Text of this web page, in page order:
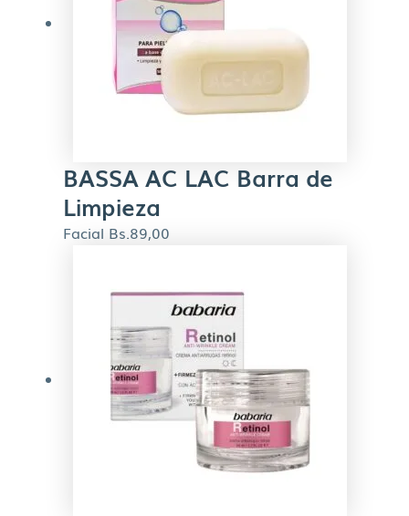
BASSA AC LAC Barra de
Limpieza
Facial Bs.89,00